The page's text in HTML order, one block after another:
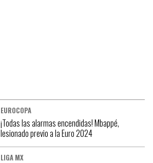
EUROCOPA
¡Todas las alarmas encendidas! Mbappé,
lesionado previo a la Euro 2024
LIGA MX